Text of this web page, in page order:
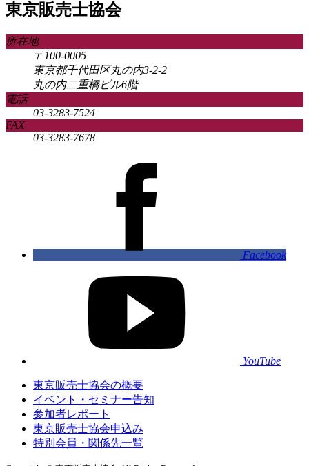
東京販売士協会
所在地
〒100-0005
東京都千代田区丸の内3-2-2
丸の内二重橋ビル6階
電話
03-3283-7524
FAX
03-3283-7678
Facebook
YouTube
東京販売士協会の概要
イベント・セミナー告知
参加者レポート
東京販売士協会申込み
特別会員・関係先一覧